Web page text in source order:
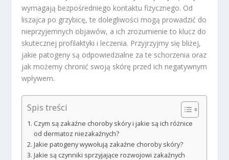
wymagają bezpośredniego kontaktu fizycznego. Od
liszajca po grzybicę, te dolegliwości mogą prowadzić do
nieprzyjemnych objawów, a ich zrozumienie to klucz do
skutecznej profilaktyki i leczenia. Przyjrzyjmy się bliżej,
jakie patogeny są odpowiedzialne za te schorzenia oraz
jak możemy chronić swoją skórę przed ich negatywnym
wpływem.
Spis treści
Czym są zakaźne choroby skóry i jakie są ich różnice
od dermatoz niezakaźnych?
Jakie patogeny wywołują zakaźne choroby skóry?
Jakie są czynniki sprzyjające rozwojowi zakaźnych